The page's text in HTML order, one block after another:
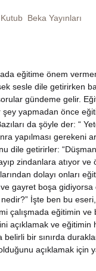
Hesap
Beka Yayınları
eğitime önem
sesle dile getirirken
gündeme gelir.
yapmadan önce
da şöyle der: “
yapılması gerekeni
dile getirirler:
zindanlara atıyor ve
dolayı onları
ve gayret boşa gidiyorsa
nedir?” İşte ben bu
çalışmada eğitimin ve
açıklamak ve eğitimin
bir sınırda
açıklamak için